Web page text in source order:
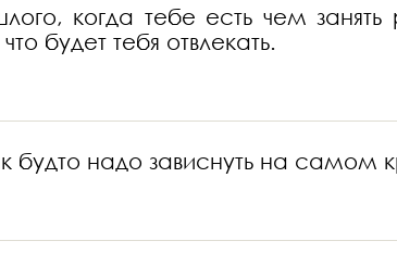
когда тебе есть чем
будет тебя отвлекать.
будто надо зависнуть на самом